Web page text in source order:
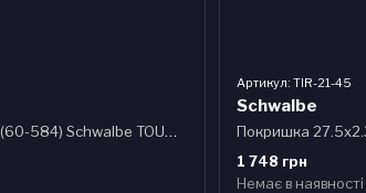
Покришка 27.5x2.35 (60-584) Schwalbe TOUGH TOM K-Guard B/B-SK HS463 SBC 50EPI
Артикул: TIR-21-45
Schwalbe
1 748 грн
Немає в наявності